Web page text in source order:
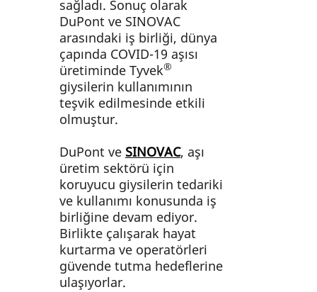
sağladı. Sonuç olarak
DuPont ve SINOVAC
arasındaki iş birliği, dünya
çapında COVID-19 aşısı
üretiminde Tyvek®
giysilerin kullanımının
teşvik edilmesinde etkili
olmuştur.
DuPont ve SINOVAC, aşı
üretim sektörü için
koruyucu giysilerin tedariki
ve kullanımı konusunda iş
birliğine devam ediyor.
Birlikte çalışarak hayat
kurtarma ve operatörleri
güvende tutma hedeflerine
ulaşıyorlar.